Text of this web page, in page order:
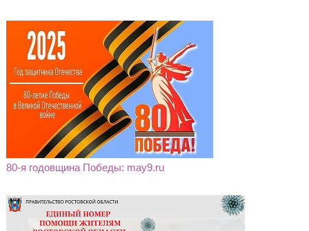
80-я годовщина Победы: may9.ru